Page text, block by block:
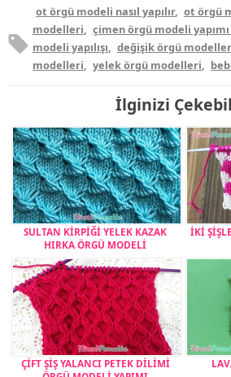
ot örgü modeli nasıl yapılır, ot örgü
modelleri
çimen örgü modeli
modeli yapılışı
değişik örgü
modelleri
yelek örgü modelleri
İlginizi
SULTAN KİRPİĞİ YELEK KAZAK
HIRKA ÖRGÜ MODELİ
İKİ
ÇİFT ŞİŞ YALANCI PETEK DİLİMİ